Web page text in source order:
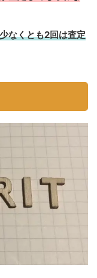
少なくとも2回は査定